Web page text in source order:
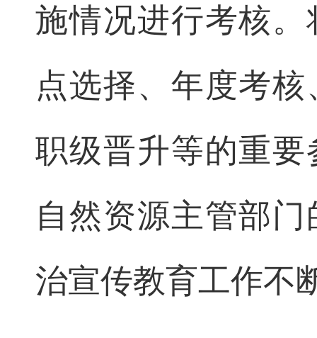
施情况进行考核
点选择、年度考
职级晋升等的重
自然资源主管部
治宣传教育工作不